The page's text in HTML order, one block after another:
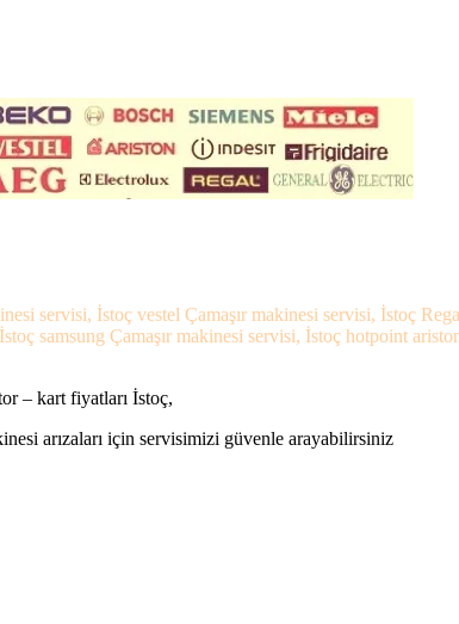
servisi, İstoç vestel Çamaşır makinesi servisi, İstoç
samsung Çamaşır makinesi servisi, İstoç hotpoint
– kart fiyatları İstoç,
arızaları için servisimizi güvenle arayabilirsiniz